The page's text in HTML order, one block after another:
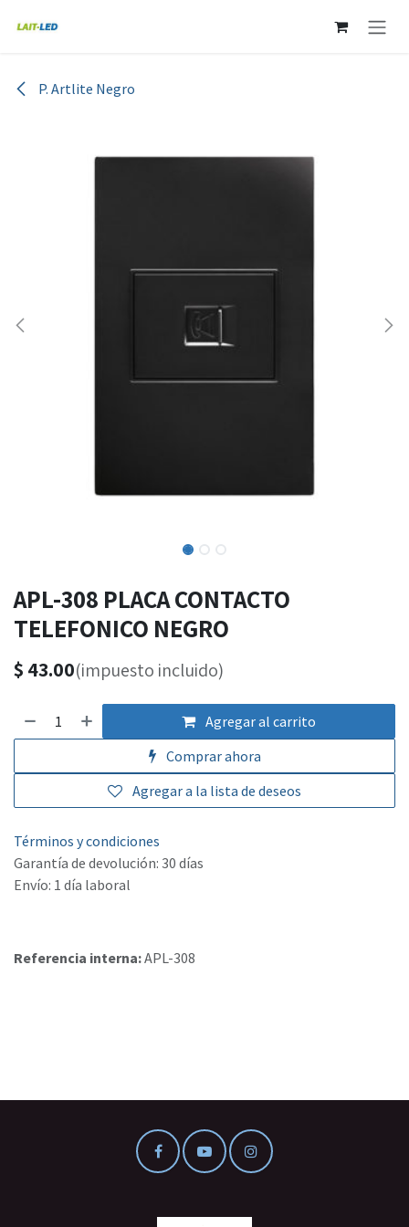
P. Artlite Negro
APL-308 PLACA CONTACTO
TELEFONICO NEGRO
$ 43.00(impuesto incluido)
Agregar al carrito
Comprar ahora
Agregar a la lista de deseos
Términos y condiciones
Garantía de devolución: 30 días
Envío: 1 día laboral
Referencia interna:APL-308